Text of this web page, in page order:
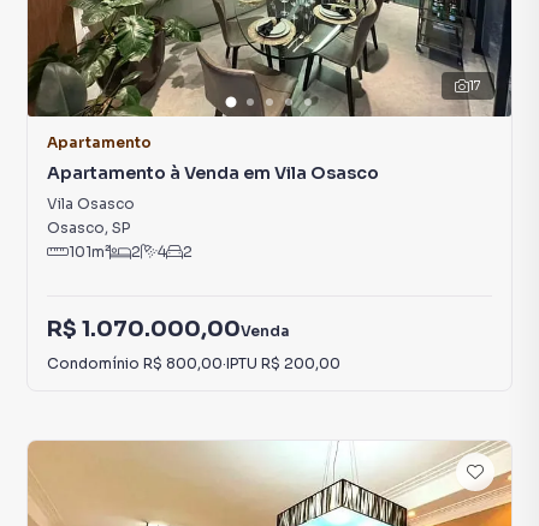
17
Apartamento
Apartamento à Venda em Vila Osasco
Vila Osasco
Osasco, SP
101m² 2 4 2
R$ 1.070.000,00Venda
Condomínio R$ 800,00·IPTU R$ 200,00